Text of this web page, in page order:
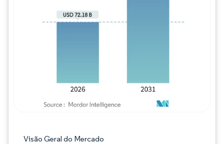
Visão Geral do Mercado
Imagem © Mordor Intelligence. O reuso